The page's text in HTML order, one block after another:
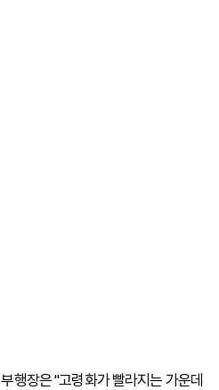
행장은 "고령화가 빨라지는 가운데